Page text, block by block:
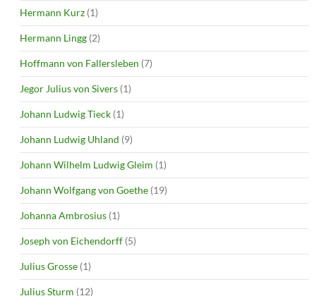
Hermann Kurz (1)
Hermann Lingg (2)
Hoffmann von Fallersleben (7)
Jegor Julius von Sivers (1)
Johann Ludwig Tieck (1)
Johann Ludwig Uhland (9)
Johann Wilhelm Ludwig Gleim (1)
Johann Wolfgang von Goethe (19)
Johanna Ambrosius (1)
Joseph von Eichendorff (5)
Julius Grosse (1)
Julius Sturm (12)